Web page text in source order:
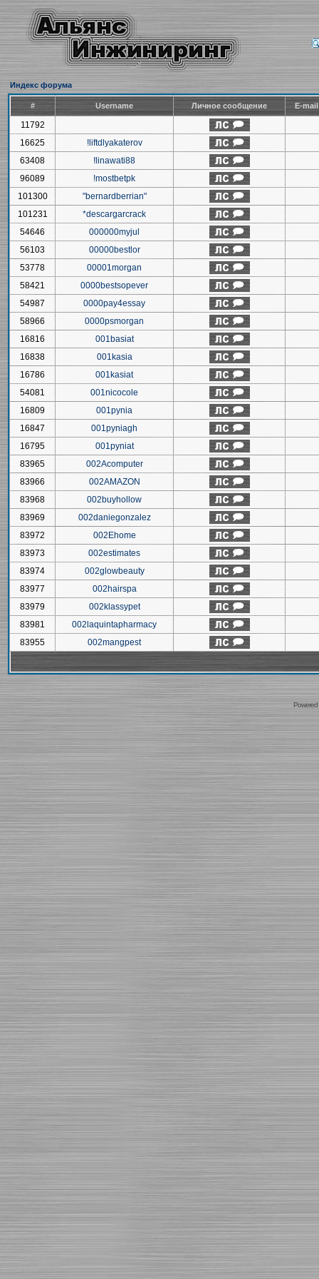
Индекс форума
# Username Личное сообщение E-
11792
16625
!liftdlyakaterov
63408
!linawati88
96089
!mostbetpk
101300
"bernardberrian"
101231
*descargarcrack
54646
000000myjul
56103
00000bestlor
53778
00001morgan
58421
0000bestsopever
54987
0000pay4essay
58966
0000psmorgan
16816
001basiat
16838
001kasia
16786
001kasiat
54081
001nicocole
16809
001pynia
16847
001pyniagh
16795
001pyniat
83965
002Acomputer
83966
002AMAZON
83968
002buyhollow
83969
002daniegonzalez
83972
002Ehome
83973
002estimates
83974
002glowbeauty
83977
002hairspa
83979
002klassypet
83981
002laquintapharmacy
83955
002mangpest